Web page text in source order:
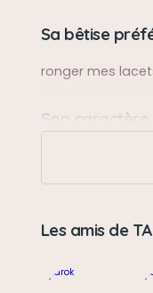
Sa bêtise
ronger mes
Son caractère
toujours de
calins obeissant
Son jouet
jouets
Les amis de